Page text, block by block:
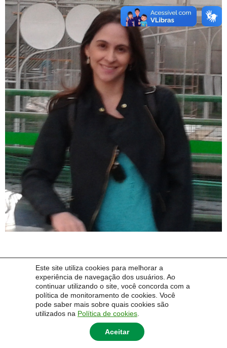
Este site utiliza cookies para melhorar a
experiência de navegação dos usuários. Ao
continuar utilizando o site, você concorda com a
política de monitoramento de cookies. Você
pode saber mais sobre quais cookies são
utilizados na Política de cookies
Aceitar
Imagem anterior
Próxima imagem